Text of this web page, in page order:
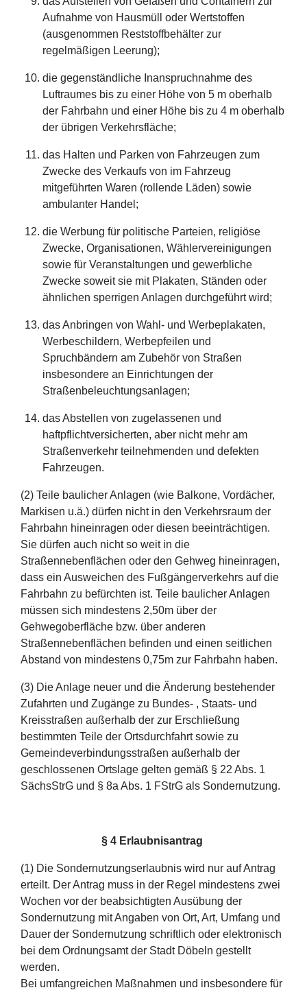
Aufnahme von Hausmüll oder Wertstoffen
(ausgenommen Reststoffbehälter zur
regelmäßigen Leerung);
die gegenständliche Inanspruchnahme des
Luftraumes bis zu einer Höhe von 5 m oberhalb
der Fahrbahn und einer Höhe bis zu 4 m oberhalb
der übrigen Verkehrsfläche;
das Halten und Parken von Fahrzeugen zum
Zwecke des Verkaufs von im Fahrzeug
mitgeführten Waren (rollende Läden) sowie
ambulanter Handel;
die Werbung für politische Parteien, religiöse
Zwecke, Organisationen, Wählervereinigungen
sowie für Veranstaltungen und gewerbliche
Zwecke soweit sie mit Plakaten, Ständen oder
ähnlichen sperrigen Anlagen durchgeführt wird;
das Anbringen von Wahl- und Werbeplakaten,
Werbeschildern, Werbepfeilen und
Spruchbändern am Zubehör von Straßen
insbesondere an Einrichtungen der
Straßenbeleuchtungsanlagen;
das Abstellen von zugelassenen und
haftpflichtversicherten, aber nicht mehr am
Straßenverkehr teilnehmenden und defekten
Fahrzeugen.
(2) Teile baulicher Anlagen (wie Balkone, Vordächer,
Markisen u.ä.) dürfen nicht in den Verkehrsraum der
Fahrbahn hineinragen oder diesen beeinträchtigen.
Sie dürfen auch nicht so weit in die
Straßennebenflächen oder den Gehweg hineinragen,
dass ein Ausweichen des Fußgängerverkehrs auf die
Fahrbahn zu befürchten ist. Teile baulicher Anlagen
müssen sich mindestens 2,50m über der
Gehwegoberfläche bzw. über anderen
Straßennebenflächen befinden und einen seitlichen
Abstand von mindestens 0,75m zur Fahrbahn haben.
(3) Die Anlage neuer und die Änderung bestehender
Zufahrten und Zugänge zu Bundes- , Staats- und
Kreisstraßen außerhalb der zur Erschließung
bestimmten Teile der Ortsdurchfahrt sowie zu
Gemeindeverbindungsstraßen außerhalb der
geschlossenen Ortslage gelten gemäß § 22 Abs. 1
SächsStrG und § 8a Abs. 1 FStrG als Sondernutzung.
§ 4 Erlaubnisantrag
(1) Die Sondernutzungserlaubnis wird nur auf Antrag
erteilt. Der Antrag muss in der Regel mindestens zwei
Wochen vor der beabsichtigten Ausübung der
Sondernutzung mit Angaben von Ort, Art, Umfang und
Dauer der Sondernutzung schriftlich oder elektronisch
bei dem Ordnungsamt der Stadt Döbeln gestellt
werden.
Bei umfangreichen Maßnahmen und insbesondere für